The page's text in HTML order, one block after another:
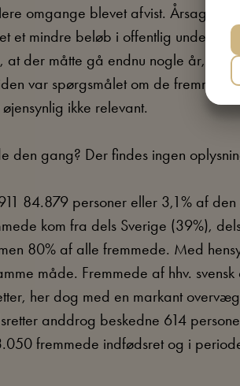
omgange blevet afvist. Årsagen
et mindre beløb i offentlig
at der måtte gå endnu nogle år, før
var spørgsmålet om de
ikke relevant.
den gang? Der findes ingen
84.879 personer eller 3,1% af
kom fra dels Sverige (39%),
80% af alle fremmede. Med
måde. Fremmede af hhv.
her dog med en markant
anddrog beskedne 614
fremmede indfødsret og i